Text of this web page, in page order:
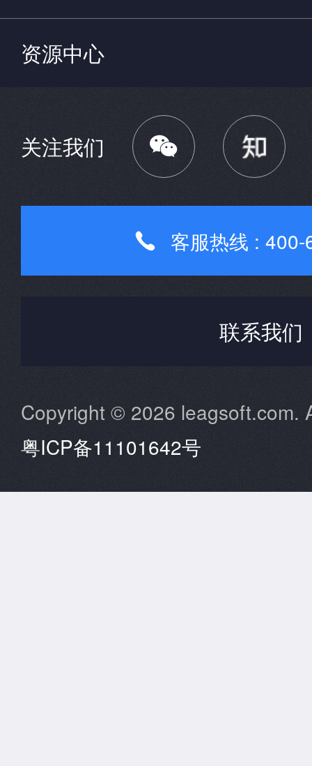
资源中心
关注我们 
 客服热线 :
联系我们
Copyright © 2026 leagsoft.com.
粤ICP备11101642号